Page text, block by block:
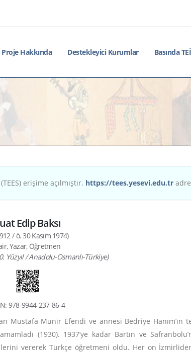
Proje Hakkında Destekleyici Kurumlar Basında
erişime açılmıştır. https://tees.yesevi.edu.tr
Edip Baksı
/ ö. 30 Kasım 1974)
Yazar, Öğretmen
Yüzyıl / Anadolu-Osmanlı-Türkiye)
978-9944-237-86-4
Mustafa Münir Efendi ve annesi Bedriye Hanım’ın
(1930). 1937’ye kadar Bartın ve
vererek Türkçe öğretmeni oldu. Her on